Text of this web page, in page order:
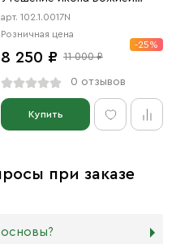
Матери в форме цаты»
чернение
арт. 102.1.0017N
Розничная цена
8 250 ₽ 11 000 ₽
-25%
0 отзывов
Купить
при заказе